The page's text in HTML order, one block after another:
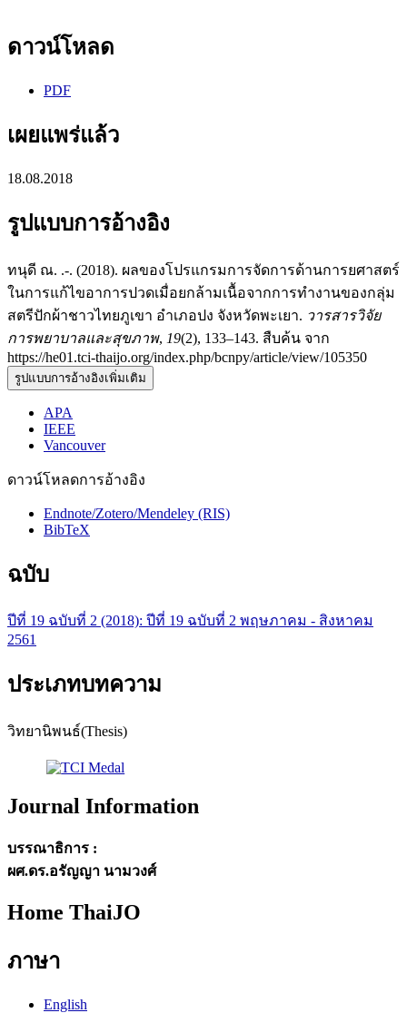
ดาวน์โหลด
PDF
เผยแพร่แล้ว
18.08.2018
รูปแบบการอ้างอิง
ทนุดี ณ. .-. (2018). ผลของโปรแกรมการจัดการด้านการยศาสตร์
ในการแก้ไขอาการปวดเมื่อยกล้ามเนื้อจากการทำงานของกลุ่ม
สตรีปักผ้าชาวไทยภูเขา อำเภอปง จังหวัดพะเยา. วารสารวิจัย
การพยาบาลและสุขภาพ, 19(2), 133–143. สืบค้น จาก
https://he01.tci-thaijo.org/index.php/bcnpy/article/view/105350
รูปแบบการอ้างอิงเพิ่มเติม
APA
IEEE
Vancouver
ดาวน์โหลดการอ้างอิง
Endnote/Zotero/Mendeley (RIS)
BibTeX
ฉบับ
ปีที่ 19 ฉบับที่ 2 (2018): ปีที่ 19 ฉบับที่ 2 พฤษภาคม - สิงหาคม
2561
ประเภทบทความ
วิทยานิพนธ์(Thesis)
Journal Information
บรรณาธิการ :
ผศ.ดร.อรัญญา นามวงศ์
Home ThaiJO
ภาษา
English